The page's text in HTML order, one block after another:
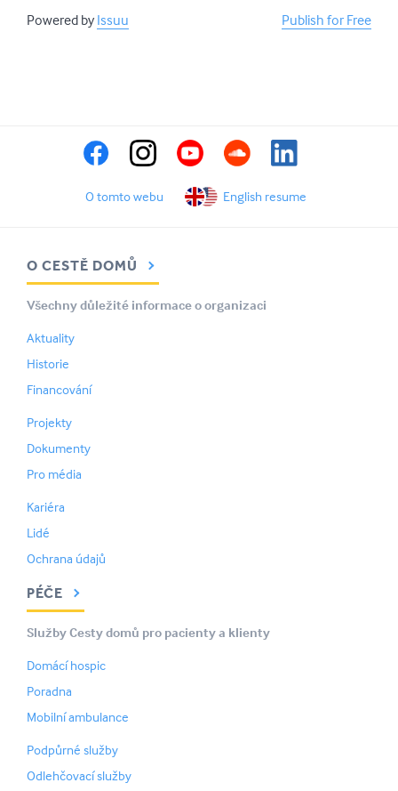
Powered by Issuu Publish for Free
O tomto webu English resume
O CESTĚ DOMŮ
Všechny důležité informace o organizaci
Aktuality
Historie
Financování
Projekty
Dokumenty
Pro média
Kariéra
Lidé
Ochrana údajů
PÉČE
Služby Cesty domů pro pacienty a klienty
Domácí hospic
Poradna
Mobilní ambulance
Podpůrné služby
Odlehčovací služby